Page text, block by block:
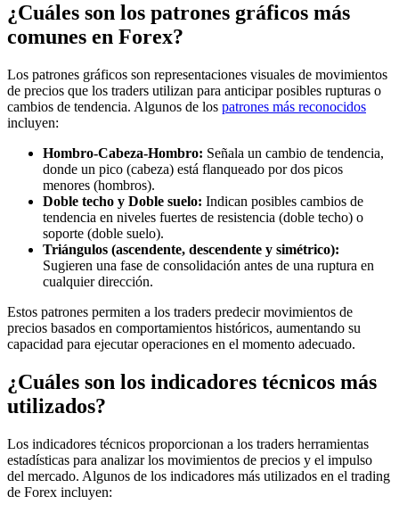
¿Cuáles son los patrones gráficos más
comunes en Forex?
Los patrones gráficos son representaciones visuales de movimientos
de precios que los traders utilizan para anticipar posibles rupturas o
cambios de tendencia. Algunos de los patrones más reconocidos
incluyen:
Hombro-Cabeza-Hombro: Señala un cambio de tendencia,
donde un pico (cabeza) está flanqueado por dos picos
menores (hombros).
Doble techo y Doble suelo: Indican posibles cambios de
tendencia en niveles fuertes de resistencia (doble techo) o
soporte (doble suelo).
Triángulos (ascendente, descendente y simétrico):
Sugieren una fase de consolidación antes de una ruptura en
cualquier dirección.
Estos patrones permiten a los traders predecir movimientos de
precios basados en comportamientos históricos, aumentando su
capacidad para ejecutar operaciones en el momento adecuado.
¿Cuáles son los indicadores técnicos más
utilizados?
Los indicadores técnicos proporcionan a los traders herramientas
estadísticas para analizar los movimientos de precios y el impulso
del mercado. Algunos de los indicadores más utilizados en el trading
de Forex incluyen: